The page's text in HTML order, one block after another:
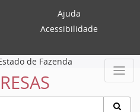
Ajuda
Acessibilidade
de Fazenda